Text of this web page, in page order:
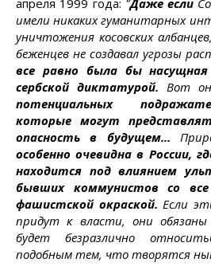
апреля 1999 года: "Даже если
имели никаких гуманитарных
уничтожения косовских албанцев,
беженцев не создавал угрозы
все равно была бы
сербской диктатурой. Вот
потенциальных
которые могут
опасность в будущем...
особенно очевидна в России,
находится под влиянием
бывших коммунистов со
фашистской окраской. Если
придут к власти, они
будет безразлично
подобным тем, что творятся